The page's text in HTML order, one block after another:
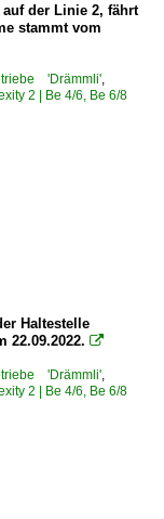
der Linie 2, fährt
stammt vom
'Drämmli',
2 | Be 4/6, Be 6/8
Haltestelle
22.09.2022. 
'Drämmli',
2 | Be 4/6, Be 6/8